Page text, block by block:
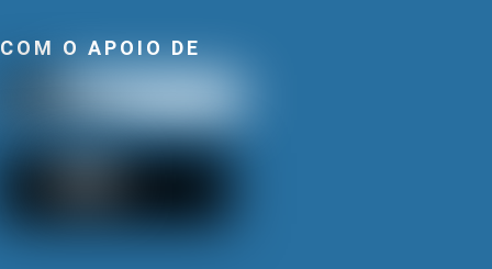
COM O APOIO DE